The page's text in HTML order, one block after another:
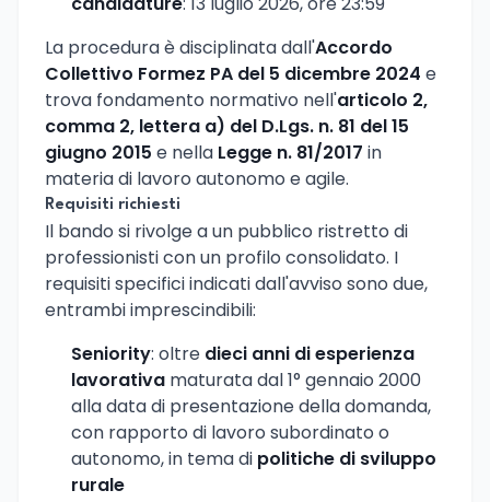
La procedura è disciplinata dall'Accordo
Collettivo Formez PA del 5 dicembre 2024 e
trova fondamento normativo nell'articolo 2,
comma 2, lettera a) del D.Lgs. n. 81 del 15
giugno 2015 e nella Legge n. 81/2017 in
materia di lavoro autonomo e agile.
Requisiti richiesti
Il bando si rivolge a un pubblico ristretto di
professionisti con un profilo consolidato. I
requisiti specifici indicati dall'avviso sono due,
entrambi imprescindibili:
Seniority: oltre dieci anni di esperienza
lavorativa maturata dal 1° gennaio 2000
alla data di presentazione della domanda,
con rapporto di lavoro subordinato o
autonomo, in tema di politiche di sviluppo
rurale